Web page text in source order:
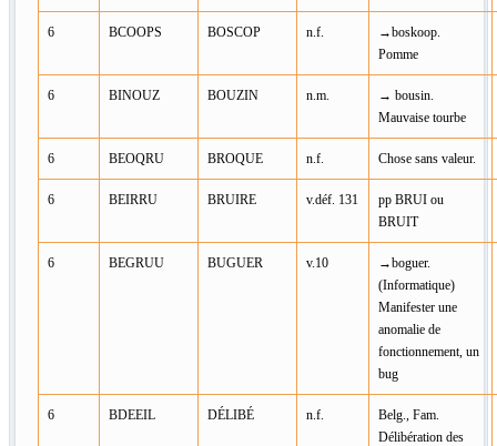
6 BCOOPS BOSCOP n.f.
→boskoop.
Pomme
6 BINOUZ BOUZIN n.m.
→ bousin.
Mauvaise tourbe
6 BEOQRU BROQUE n.f. Chose sans valeur.
6 BEIRRU BRUIRE v.déf. 131
pp BRUI ou
BRUIT
6 BEGRUU BUGUER v.10
→boguer.
(Informatique)
Manifester une
anomalie de
fonctionnement, un
bug
6 BDEEIL DÉLIBÉ n.f.
Belg., Fam.
Délibération des